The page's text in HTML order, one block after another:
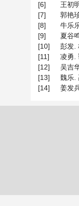
[6]
王初
[7]
郭艳
[8]
牛乐
[9]
夏谷
[10]
彭发.
[11]
凌勇.
[12]
吴吉
[13]
魏乐.
[14]
姜发